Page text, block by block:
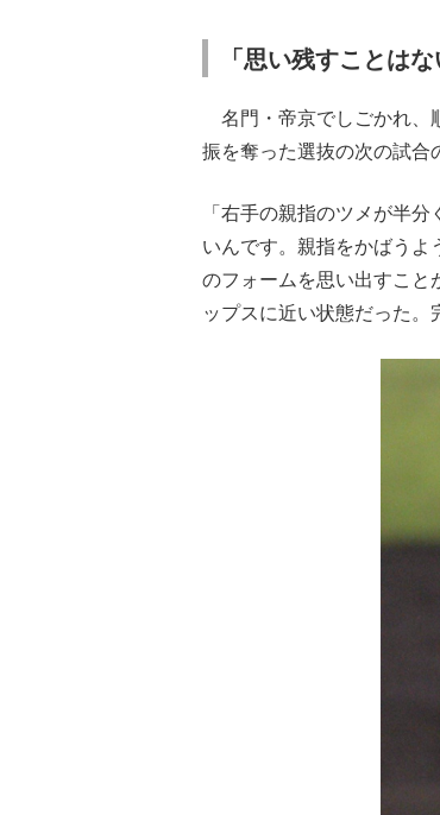
「思い残すことは
名門・帝京でしごかれ、
振を奪った選抜の次の試合
「右手の親指のツメが半
いんです。親指をかばうよ
のフォームを思い出すこと
ップスに近い状態だった。